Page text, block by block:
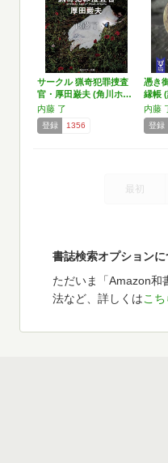
サークル 猟奇犯罪捜査
官・厚田巌夫 (角川ホ…
内藤 了
登録 1356
憑き
縁帳
内藤
登録
最初
書誌検索オプションに
ただいま「Amazon和
法など、詳しくはこ